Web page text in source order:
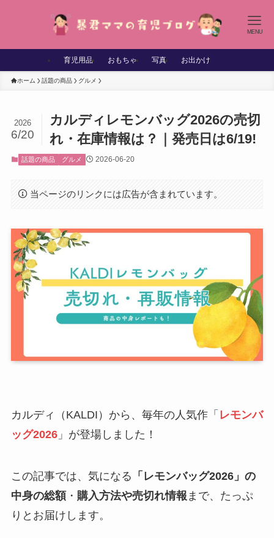
MENU
育児用品 おもちゃ 写真 お出かけ
ホーム 話題の商品 グルメ
カルディレモンバッグ2026の売切
れ・在庫情報は？｜発売日は6/19!
2026
6/20
話題の商品 グルメ 2026-06-20
当ページのリンクには広告が含まれています。
カルディ（KALDI）から、毎年の人気作「 レモンバ
ッグ2026」が登場しました！
この記事では、気になる 「レモンバッグ2026」の
中身の総額・ 購入方法や売切れ情報 まで、たっぷ
りとお届けします。